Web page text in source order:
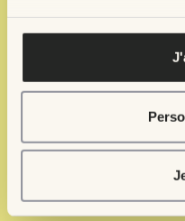
Pour en savoir plus,